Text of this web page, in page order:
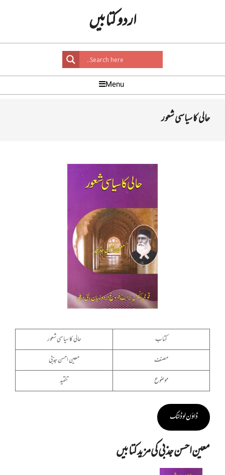
اردو کتابیں
Navigation
Menu
حالی کا سیاسی شعور
کتاب
حالی کا سیاسی شعور
مصنف
معین احسن جذبی
موضوع
تنقید
ڈاؤن لوڈ لنک
معین احسن جذبی کی مزید کتابیں